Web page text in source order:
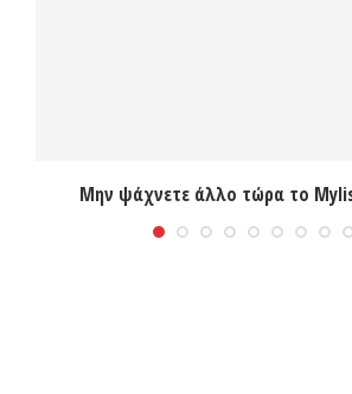
Μην ψάχνετε άλλο τώρα το